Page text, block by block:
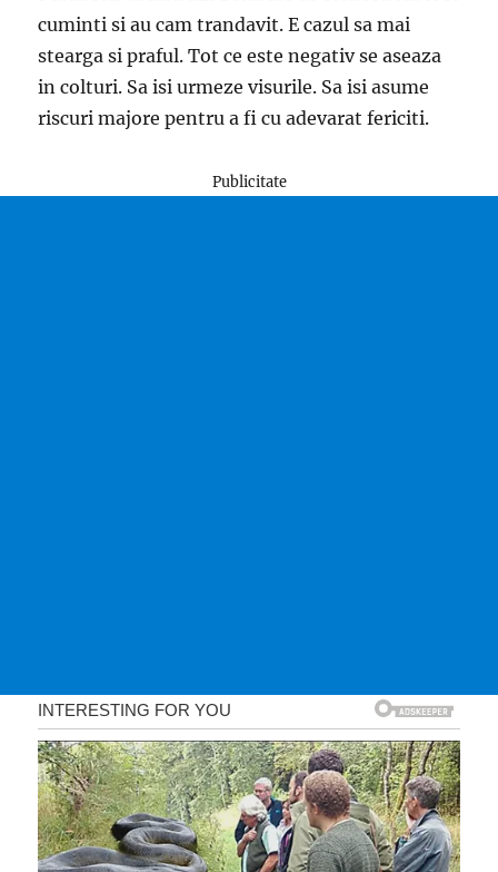
cuminti si au cam trandavit. E cazul sa mai
stearga si praful. Tot ce este negativ se aseaza
in colturi. Sa isi urmeze visurile. Sa isi asume
riscuri majore pentru a fi cu adevarat fericiti.
Publicitate